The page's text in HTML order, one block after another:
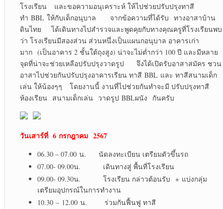
โรงเรียน และขอความอนุเคราะห์ ให้ไปช่วยปรับปรุงทาสี
ทำ BBL ให้กับเด็กอนุบาล จากข้อความที่ได้รับ ทางอาสาบ้าน
ดินไทย ได้เดินทางไปสำรวจและพูดคุยกับทางคุณครูที่โรงเรียนพบ
ว่า โรงเรียนมีสองส่วน ส่วนหนึ่งเป็นแผนกอนุบาล อาคารเก่า
มาก (เป็นอาคาร 2 ชั้นใต้ถุงสูง) น่าจะไม่ต่ำกว่า 100 ปี และมีหลาย
จุดที่น่าจะช่วยเหลือปรับปรุงวาดรูป จึงได้เปิดรับอาสาสมัคร ชวน
อาสาไปช่วยกันปรับปรุงอาคารเรียน ทาสี BBL และ ทาสีสนามเด็ก
เล่น ให้น้องๆๆ โดยงานนี้ งานที่ไปช่วยกันทำจะมี ปรับปรุงทาสี
ห้องเรียน สนามเด็กเล่น วาดรูป BBLผนัง กันครับ
วันเสาร์ที่ 6 กรกฎาคม 2567
06.30 – 07.00 น. นัดลงทะเบียน เตรียมตัวขึ้นรถ
07.00- 09.00น. เดินทางสู่ พื้นที่โรงเรียน
09.00- 09.30น. โรงเรียน กล่าวต้อนรับ + แบ่งกลุ่ม
เตรียมอุปกรณ์ในการทำงาน
10.30 – 12.00 น. ร่วมกันฟื้นฟู ทาสี